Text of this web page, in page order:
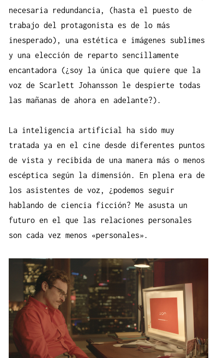
necesaria redundancia, (hasta el puesto de
trabajo del protagonista es de lo más
inesperado), una estética e imágenes sublimes
y una elección de reparto sencillamente
encantadora (¿soy la única que quiere que la
voz de Scarlett Johansson le despierte todas
las mañanas de ahora en adelante?).
La inteligencia artificial ha sido muy
tratada ya en el cine desde diferentes puntos
de vista y recibida de una manera más o menos
escéptica según la dimensión. En plena era de
los asistentes de voz, ¿podemos seguir
hablando de ciencia ficción? Me asusta un
futuro en el que las relaciones personales
son cada vez menos «personales».